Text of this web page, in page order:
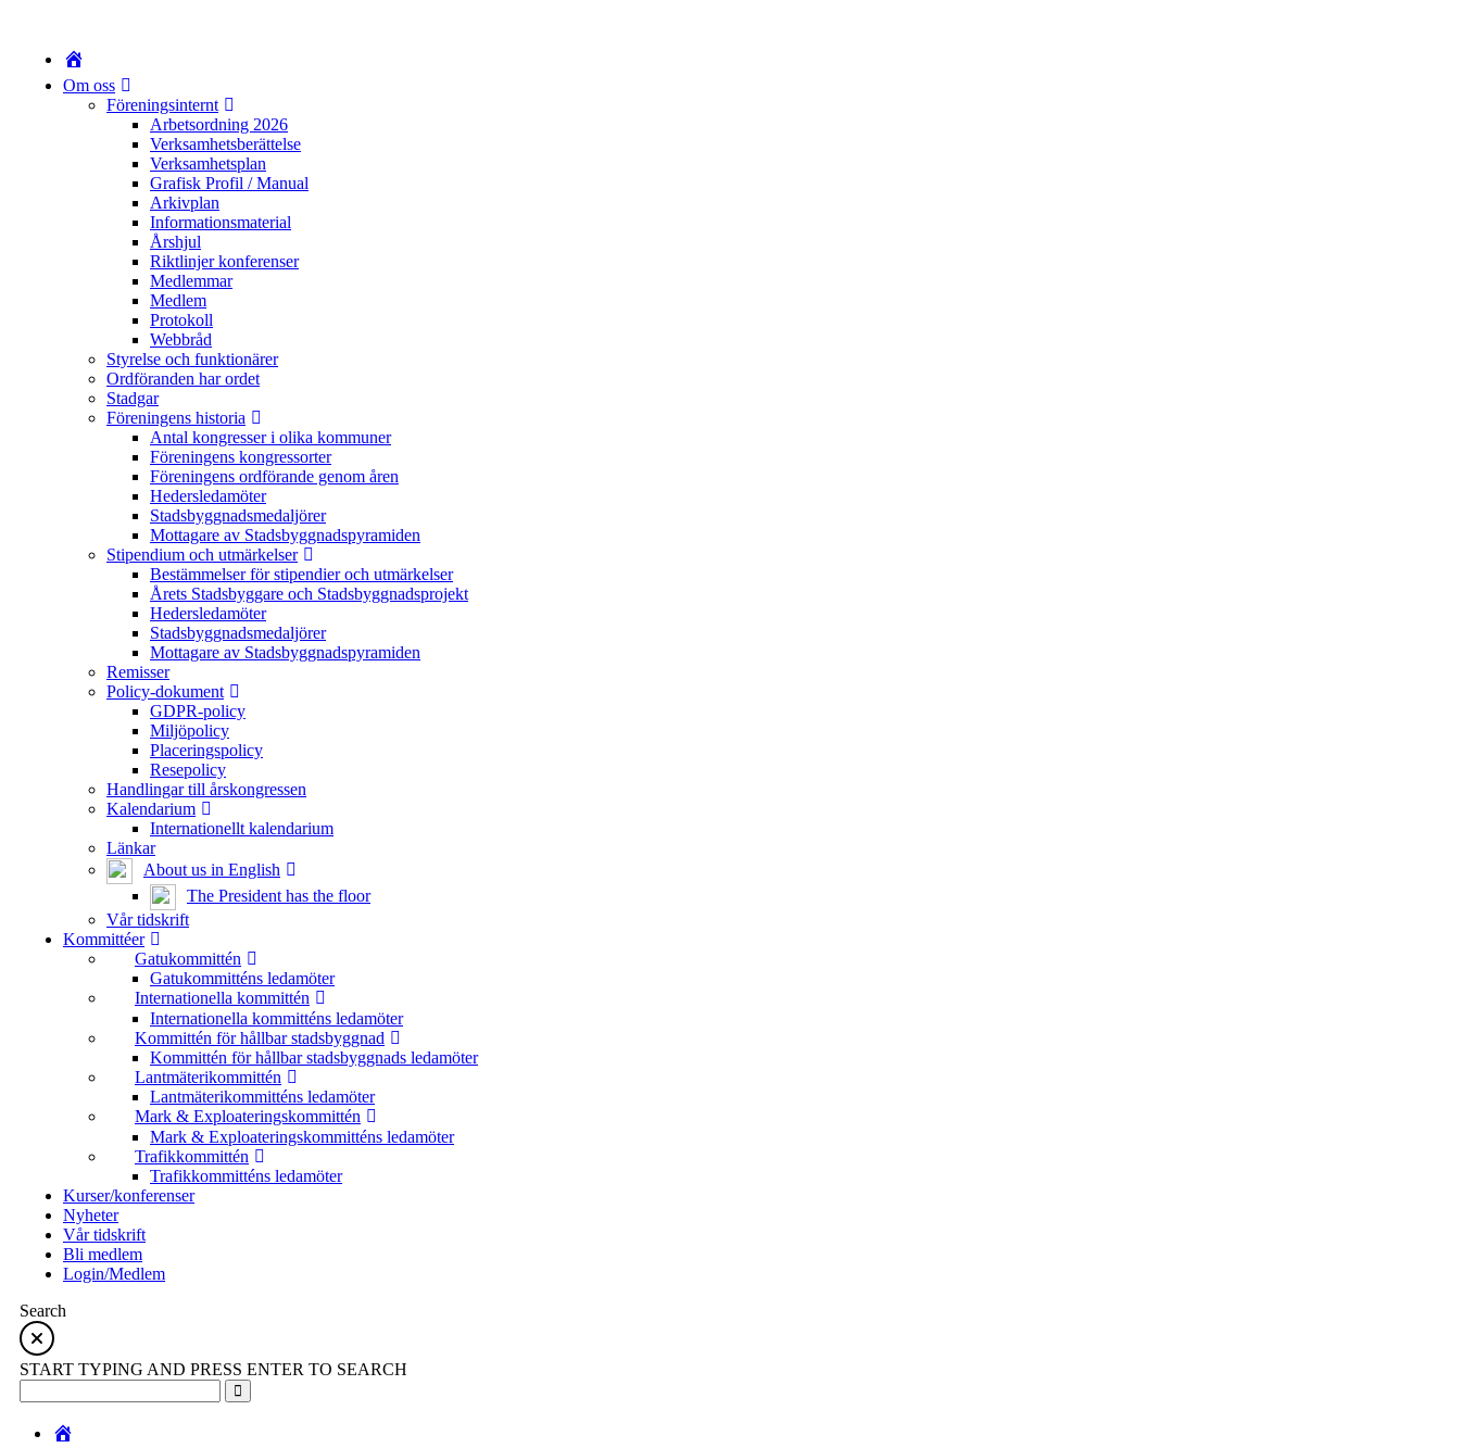
Om oss
Föreningsinternt
Arbetsordning 2026
Verksamhetsberättelse
Verksamhetsplan
Grafisk Profil / Manual
Arkivplan
Informationsmaterial
Årshjul
Riktlinjer konferenser
Medlemmar
Medlem
Protokoll
Webbråd
Styrelse och funktionärer
Ordföranden har ordet
Stadgar
Föreningens historia
Antal kongresser i olika kommuner
Föreningens kongressorter
Föreningens ordförande genom åren
Hedersledamöter
Stadsbyggnadsmedaljörer
Mottagare av Stadsbyggnadspyramiden
Stipendium och utmärkelser
Bestämmelser för stipendier och utmärkelser
Årets Stadsbyggare och Stadsbyggnadsprojekt
Hedersledamöter
Stadsbyggnadsmedaljörer
Mottagare av Stadsbyggnadspyramiden
Remisser
Policy-dokument
GDPR-policy
Miljöpolicy
Placeringspolicy
Resepolicy
Handlingar till årskongressen
Kalendarium
Internationellt kalendarium
Länkar
About us in English
The President has the floor
Vår tidskrift
Kommittéer
Gatukommittén
Gatukommitténs ledamöter
Internationella kommittén
Internationella kommitténs ledamöter
Kommittén för hållbar stadsbyggnad
Kommittén för hållbar stadsbyggnads ledamöter
Lantmäterikommittén
Lantmäterikommitténs ledamöter
Mark & Exploateringskommittén
Mark & Exploateringskommitténs ledamöter
Trafikkommittén
Trafikkommitténs ledamöter
Kurser/konferenser
Nyheter
Vår tidskrift
Bli medlem
Login/Medlem
Search
START TYPING AND PRESS ENTER TO SEARCH